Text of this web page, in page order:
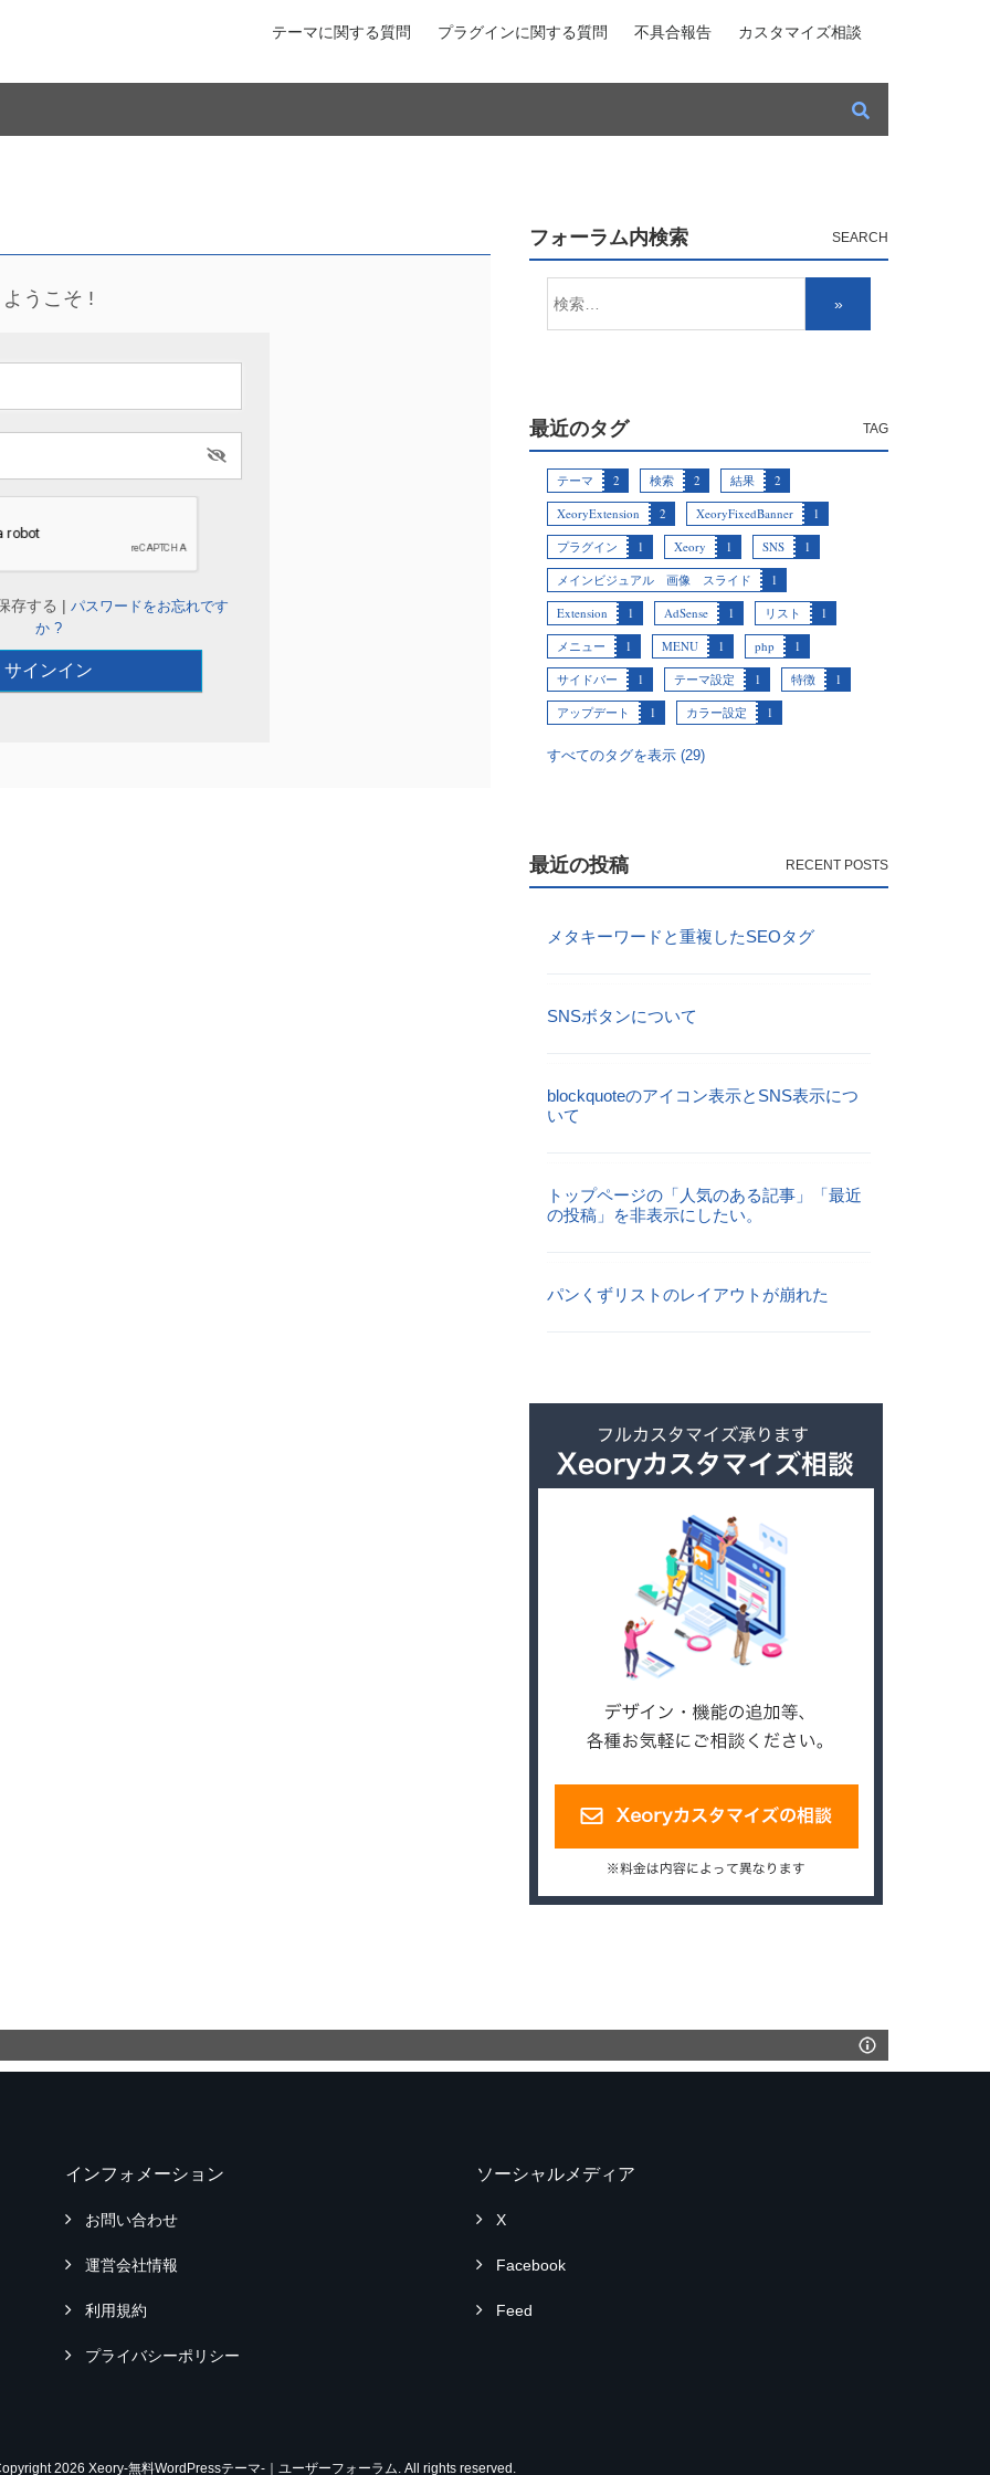
テーマに関する質問 プラグインに関する質問 不具合報告 カスタマイズ相談
ようこそ !
存する |パスワードをお忘れです
か ?
フォーラム内検索
最近のタグ
テーマ 2 検索 2 結果
2
XeoryExtension
2 XeoryFixedBanner
1
プラグイン
1 Xeory 1 SNS
1
メインビジュアル 画像 スライド
1
Extension
1 AdSense 1 リスト
1
メニュー
1 MENU 1 php
1
サイドバー
1 テーマ設定 1 特徴
1
アップデート
1 カラー設定 1
すべてのタグを表示 (29)
最近の投稿
メタキーワードと重複したSEOタグ
SNSボタンについて
blockquoteのアイコン表示とSNS表示につ
いて
トップページの「人気のある記事」「最近
の投稿」を非表示にしたい。
パンくずリストのレイアウトが崩れた
インフォメーション
お問い合わせ
運営会社情報
利用規約
プライバシーポリシー
ソーシャルメディア
X
Facebook
Feed
2026 Xeory-無料WordPressテーマ-｜ユーザーフォーラム. All rights reserved.